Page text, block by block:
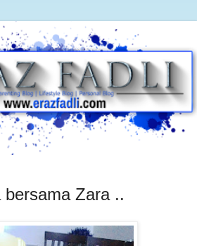
bersama Zara ..